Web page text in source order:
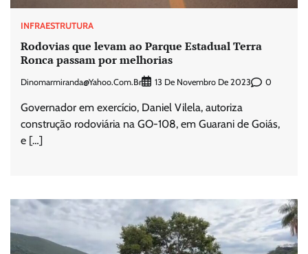
INFRAESTRUTURA
Rodovias que levam ao Parque Estadual Terra
Ronca passam por melhorias
Dinomarmiranda@yahoo.com.br 13 De Novembro De 2023 0
Governador em exercício, Daniel Vilela, autoriza
construção rodoviária na GO-108, em Guarani de Goiás,
e […]